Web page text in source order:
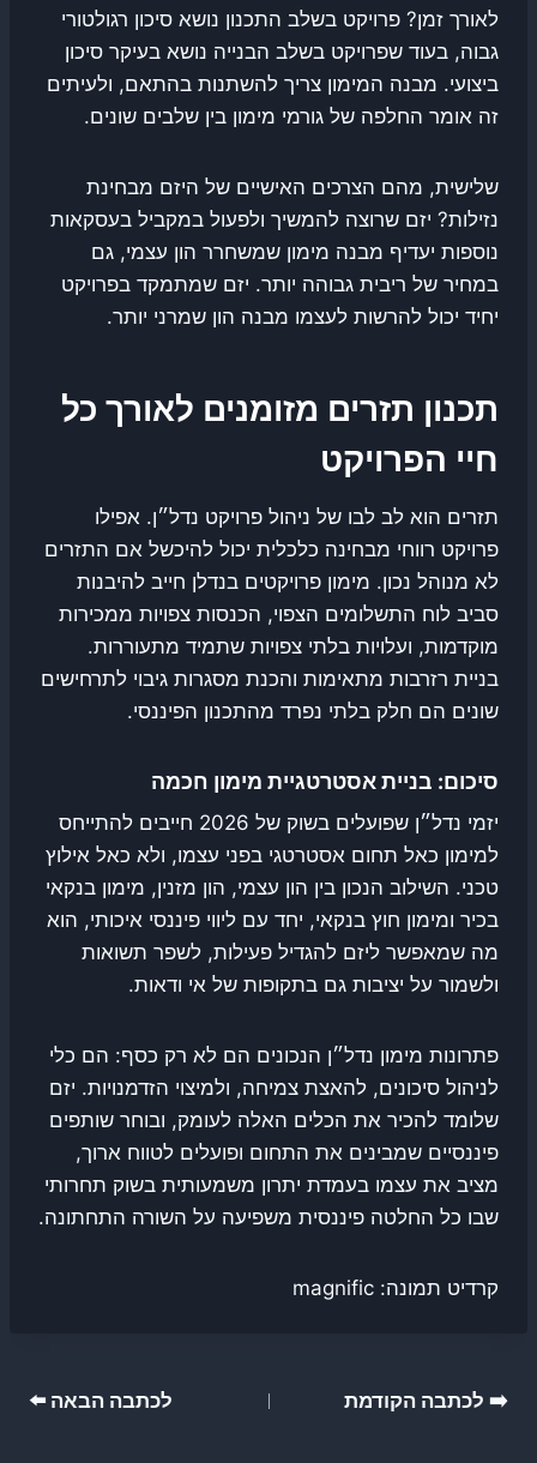
לאורך זמן? פרויקט בשלב התכנון נושא סיכון רגולטורי
גבוה, בעוד שפרויקט בשלב הבנייה נושא בעיקר סיכון
ביצועי. מבנה המימון צריך להשתנות בהתאם, ולעיתים
זה אומר החלפה של גורמי מימון בין שלבים שונים.
שלישית, מהם הצרכים האישיים של היזם מבחינת
נזילות? יזם שרוצה להמשיך ולפעול במקביל בעסקאות
נוספות יעדיף מבנה מימון שמשחרר הון עצמי, גם
במחיר של ריבית גבוהה יותר. יזם שמתמקד בפרויקט
יחיד יכול להרשות לעצמו מבנה הון שמרני יותר.
תכנון תזרים מזומנים לאורך כל
חיי הפרויקט
תזרים הוא לב לבו של ניהול פרויקט נדל״ן. אפילו
פרויקט רווחי מבחינה כלכלית יכול להיכשל אם התזרים
לא מנוהל נכון. מימון פרויקטים בנדלן חייב להיבנות
סביב לוח התשלומים הצפוי, הכנסות צפויות ממכירות
מוקדמות, ועלויות בלתי צפויות שתמיד מתעוררות.
בניית רזרבות מתאימות והכנת מסגרות גיבוי לתרחישים
שונים הם חלק בלתי נפרד מהתכנון הפיננסי.
סיכום: בניית אסטרטגיית מימון חכמה
יזמי נדל״ן שפועלים בשוק של 2026 חייבים להתייחס
למימון כאל תחום אסטרטגי בפני עצמו, ולא כאל אילוץ
טכני. השילוב הנכון בין הון עצמי, הון מזנין, מימון בנקאי
בכיר ומימון חוץ בנקאי, יחד עם ליווי פיננסי איכותי, הוא
מה שמאפשר ליזם להגדיל פעילות, לשפר תשואות
ולשמור על יציבות גם בתקופות של אי ודאות.
פתרונות מימון נדל״ן הנכונים הם לא רק כסף: הם כלי
לניהול סיכונים, להאצת צמיחה, ולמיצוי הזדמנויות. יזם
שלומד להכיר את הכלים האלה לעומק, ובוחר שותפים
פיננסיים שמבינים את התחום ופועלים לטווח ארוך,
מציב את עצמו בעמדת יתרון משמעותית בשוק תחרותי
שבו כל החלטה פיננסית משפיעה על השורה התחתונה.
קרדיט תמונה: magnific
ניווט
➡️ לכתבה הקודמת לכתבה הבאה ⬅️